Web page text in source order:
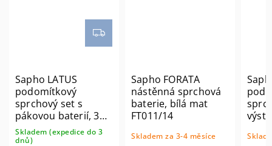
Sapho LATUS
podomítkový
sprchový set s
pákovou baterií, 3
výstupy, chrom
1102-44-01
Skladem (expedice do 3
dnů)
Sapho FORATA
nástěnná sprchová
baterie, bílá mat
FT011/14
Skladem za 3-4 měsíce